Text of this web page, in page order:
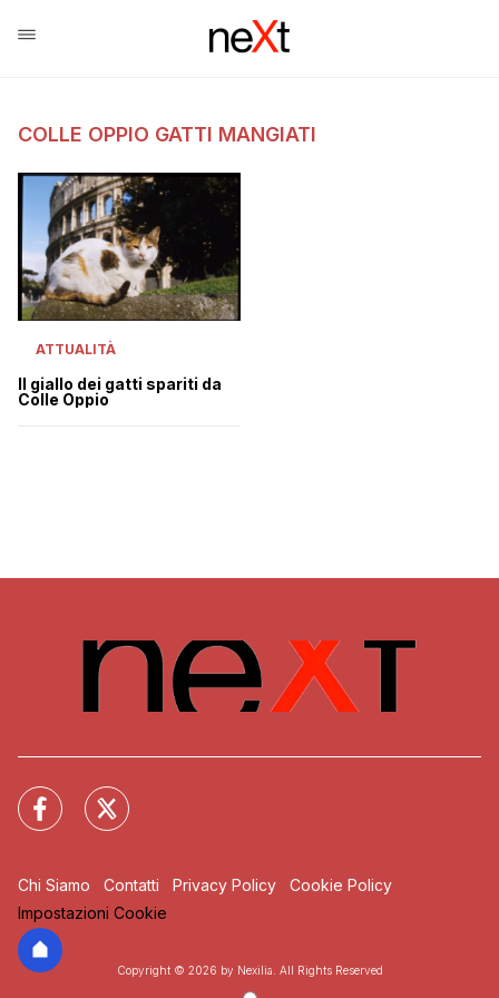
COLLE OPPIO GATTI MANGIATI
ATTUALITÀ
Il giallo dei gatti spariti da
Colle Oppio
Chi Siamo Contatti Privacy Policy
Cookie Policy
Impostazioni Cookie
Copyright © 2026 by Nexilia. All Rights Reserved